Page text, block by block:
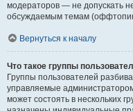
модераторов — не допускать
обсуждаемым темам
Вернуться к началу
Что такое группы
Группы пользователей
управляемые
может состоять в нескольких